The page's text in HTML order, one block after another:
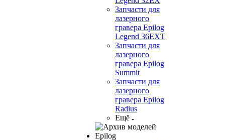
Запчасти для
лазерного
гравера Epilog
Legend 36EXT
Запчасти для
лазерного
гравера Epilog
Summit
Запчасти для
лазерного
гравера Epilog
Radius
Ещё